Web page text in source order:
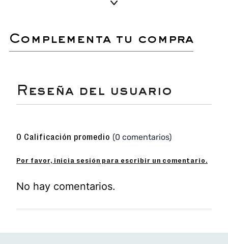
añaden un toque de brillo y sofisticación.
Diseño sencillo que combina fácilmente con
Secado natural: deja que las
sandalias se sequen al aire libre,
cerdas suaves para eliminar
suciedad acumulada en detalles o
costuras.
No sumergir ni lavar en lavadora.
complementa tu compra
0 Calificación promedio (0 comentarios)
Por favor, inicia sesión para escribir un comentario.
No hay comentarios.